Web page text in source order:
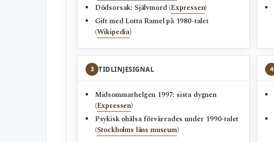
Dödsorsak: Självmord (Expressen)
Gift med Lotta Ramel på 1980-talet
(Wikipedia)
3 TIDLINJESIGNAL
Midsommarhelgen 1997: sista dygnen
(Expressen)
Psykisk ohälsa förvärrades under 1990-talet
(Stockholms läns museum)
4